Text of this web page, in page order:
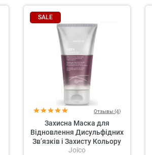
SALE
Отзывы (4)
Захисна Маска для
Відновлення Дисульфідних
Зв’язків і Захисту Кольору
Joico Defy Damage
Joico